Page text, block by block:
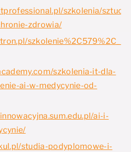
szkolenia/
zdrowia/
szkolenia-it-dla-
ai-w-medycynie-od-
ai-i-
studia-podyplomowe-i-